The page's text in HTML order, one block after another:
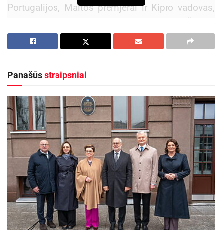
Portugalijos, Maltos premjerai ir Kipro vadovas,
tikslas – surasti Europos Sąjungą vienijančias, o
ne skaldančias sritis.
piliečių referendumo iniciatyvos įgyvendinimo
terminą
2026-05-04
Panevėžio miesto savivaldybėje priimtas
Kazachstano Respublikos ambasadorius
Lietuvoje
2026-04-16
Lietuvos vadovė pabrėžė, jog šiandien Europai
vienybė reikalinga kaip niekada anksčiau. ES
krečia tapatybės ir pasitikėjimo krizė. Nesulaukę
Panašūsstraipsniai